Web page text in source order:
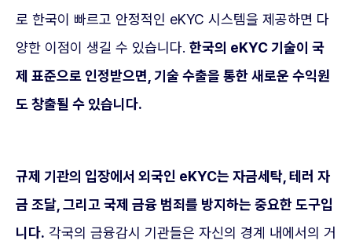
로 한국이 빠르고 안정적인 eKYC 시스템을 제공하면 다
양한 이점이 생길 수 있습니다. 한국의 eKYC 기술이 국
제 표준으로 인정받으면, 기술 수출을 통한 새로운 수익원
도 창출될 수 있습니다.
규제 기관의 입장에서 외국인 eKYC는 자금세탁, 테러 자
금 조달, 그리고 국제 금융 범죄를 방지하는 중요한 도구입
니다. 각국의 금융감시 기관들은 자신의 경계 내에서의 거